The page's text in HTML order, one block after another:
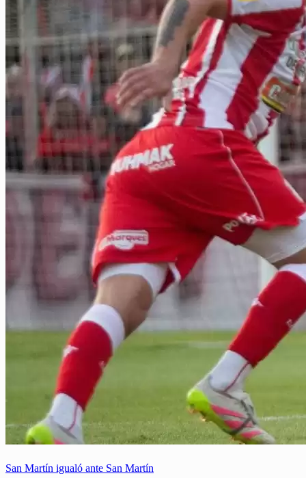
San Martín igualó ante San Martín